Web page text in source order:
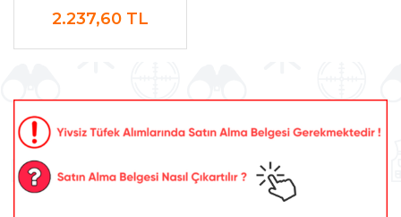
2.237,60 TL